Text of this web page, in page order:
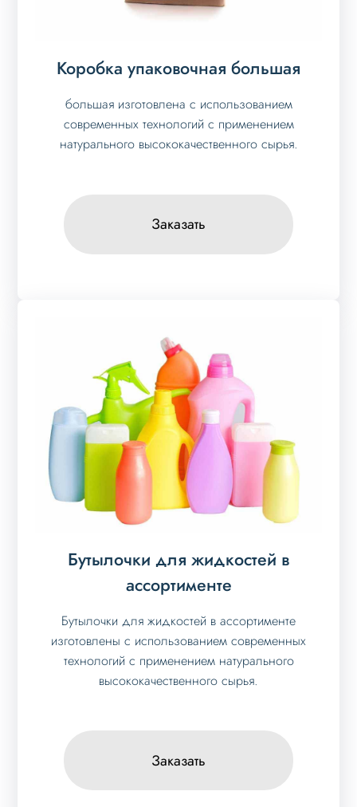
Коробка упаковочная большая
большая изготовлена с использованием
современных технологий с применением
натурального высококачественного сырья.
Заказать
Бутылочки для жидкостей в
ассортименте
Бутылочки для жидкостей в ассортименте
изготовлены с использованием современных
технологий с применением натурального
высококачественного сырья.
Заказать